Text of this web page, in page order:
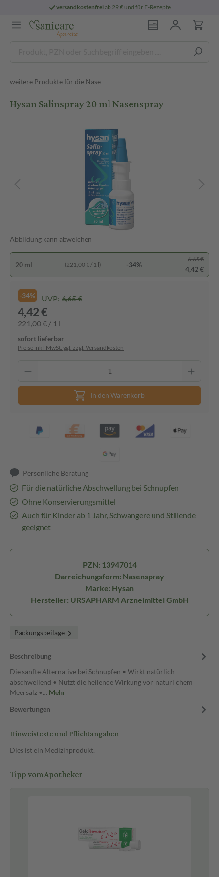
versandkostenfreiab 29 € und für E-Rezepte
weitere Produkte für die Nase
Hysan Salinspray 20 ml Nasenspray
Abbildung kann abweichen
20 ml (221,00 € / 1 l) -34%
6,65 €
4,42 €
-34% UVP: 6,65 €
4,42 €
221,00 € / 1 l
sofort lieferbar
Preise inkl. MwSt. ggf. zzgl. Versandkosten
In den Warenkorb
Persönliche Beratung
Für die natürliche Abschwellung bei Schnupfen
Ohne Konservierungsmittel
Auch für Kinder ab 1 Jahr, Schwangere und Stillende
geeignet
PZN: 13947014
Darreichungsform: Nasenspray
Marke: Hysan
Hersteller: URSAPHARM Arzneimittel GmbH
Packungsbeilage
Beschreibung
Die sanfte Alternative bei Schnupfen • Wirkt natürlich
abschwellend • Nutzt die heilende Wirkung von natürlichem
Meersalz •… Mehr
Bewertungen
Hinweistexte und Pflichtangaben
Dies ist ein Medizinprodukt.
Tipp vom Apotheker